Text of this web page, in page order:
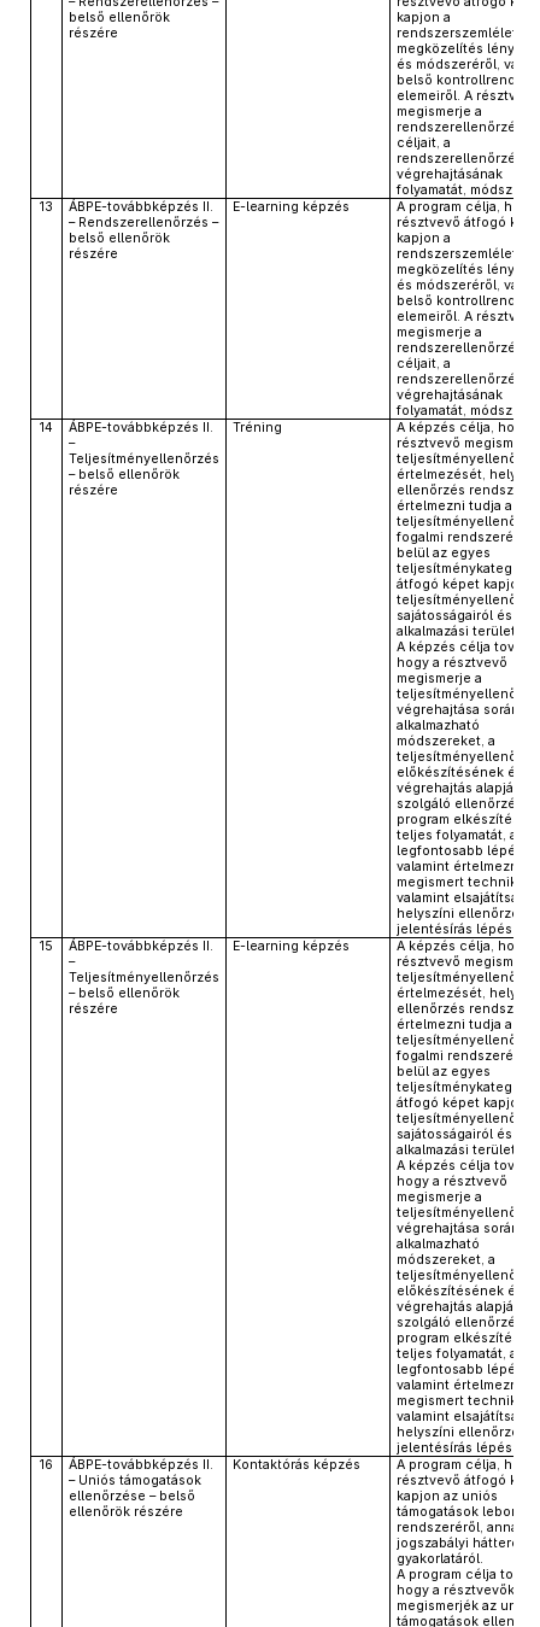
belső ellenőrök
részére
kapjon a
rendszerszemléletű
megközelítés
és módszeréről,
belső
elemeiről. A résztvevő
megismerje a
rendszerellenőrzés
céljait, a
rendszerellenőrzés
végrehajtásának
folyamatát,
13
ÁBPE-továbbképzés II.
– Rendszerellenőrzés –
belső ellenőrök
részére
E-learning képzés
A program célja, hogy
résztvevő átfogó
kapjon a
rendszerszemléletű
megközelítés
és módszeréről,
belső
elemeiről. A résztvevő
megismerje a
rendszerellenőrzés
céljait, a
rendszerellenőrzés
végrehajtásának
folyamatát,
14
ÁBPE-továbbképzés II.
–
Teljesítményellenőrzés
– belső ellenőrök
részére
Tréning
A képzés célja, hogy a
résztvevő megismerje
értelmezését, helyét
ellenőrzés
értelmezni tudja a
fogalmi rendszerét,
belül az egyes
átfogó képet kapjon a
sajátosságairól és
alkalmazási
A képzés célja
hogy a résztvevő
megismerje a
végrehajtása során
alkalmazható
módszereket, a
előkészítésének és a
végrehajtás alapjául
szolgáló ellenőrzési
program
teljes folyamatát,
legfontosabb
valamint értelmezni
megismert
valamint elsajátítsa a
helyszíni ellenőrzés
jelentésírás lépéseit.
15
ÁBPE-továbbképzés II.
–
Teljesítményellenőrzés
– belső ellenőrök
részére
E-learning képzés
A képzés célja, hogy a
résztvevő megismerje
értelmezését, helyét
ellenőrzés
értelmezni tudja a
fogalmi rendszerét,
belül az egyes
átfogó képet kapjon a
sajátosságairól és
alkalmazási
A képzés célja
hogy a résztvevő
megismerje a
végrehajtása során
alkalmazható
módszereket, a
előkészítésének és a
végrehajtás alapjául
szolgáló ellenőrzési
program
teljes folyamatát,
legfontosabb
valamint értelmezni
megismert
valamint elsajátítsa a
helyszíni ellenőrzés
jelentésírás lépéseit.
16
ÁBPE-továbbképzés II.
– Uniós támogatások
ellenőrzése – belső
ellenőrök részére
Kontaktórás képzés
A program célja, hogy
résztvevő átfogó
kapjon az uniós
támogatások
rendszeréről, annak
jogszabályi hátteréről
gyakorlatáról.
A program célja
hogy a résztvevők
megismerjék az uniós
támogatások